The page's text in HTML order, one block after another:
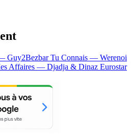
Guy2BezbarTu Connais — Werenoi
Affaires — Djadja & Dinaz Eurostar